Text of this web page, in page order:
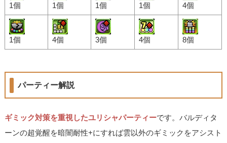
1個 1個 1個 1個 4個
1個 4個 3個 4個 8個
パーティー解説
ギミック対策を重視したユリシャパーティーです。バルディタ
ーンの超覚醒を暗闇耐性+にすれば雲以外のギミックをアシスト